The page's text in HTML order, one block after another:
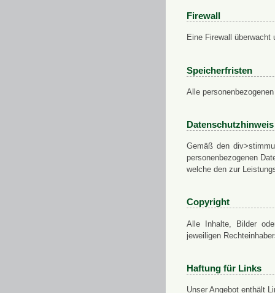
Firewall
Eine Firewall
Speicherfristen
Alle
Datenschutzhinweis
Gemäß den
personenbezogenen
welche den zur
Copyright
Alle Inhalte, Bilder
jeweiligen
Haftung für Links
Unser Angebot enthält